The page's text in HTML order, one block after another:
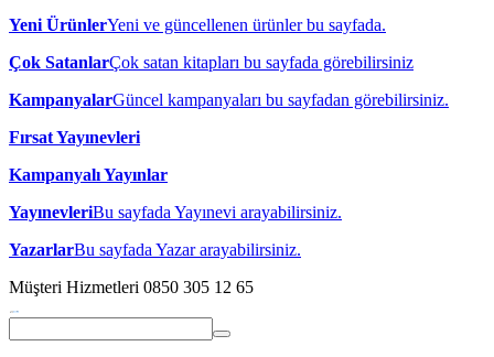
Yeni ÜrünlerYeni ve güncellenen ürünler bu sayfada.
Çok SatanlarÇok satan kitapları bu sayfada görebilirsiniz
KampanyalarGüncel kampanyaları bu sayfadan görebilirsiniz.
Fırsat Yayınevleri
Kampanyalı Yayınlar
YayınevleriBu sayfada Yayınevi arayabilirsiniz.
YazarlarBu sayfada Yazar arayabilirsiniz.
Müşteri Hizmetleri 0850 305 12 65